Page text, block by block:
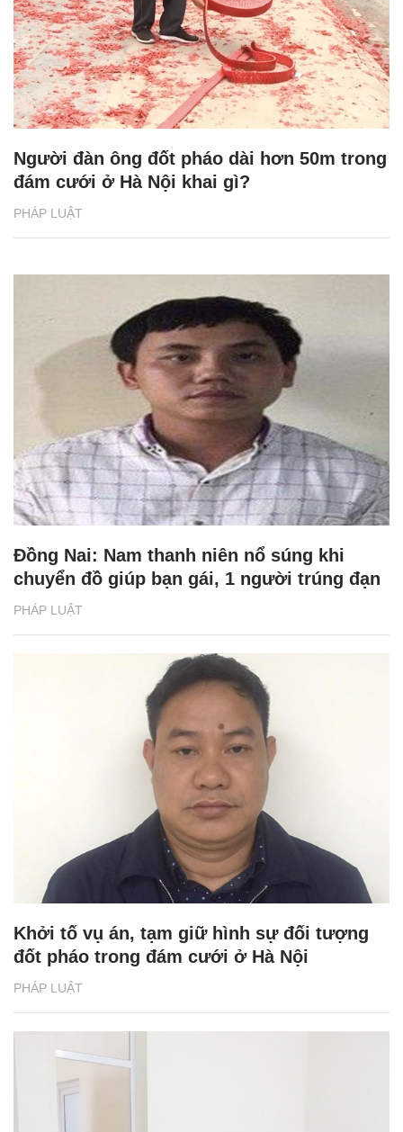
PHÁP LUẬT
Người đàn ông đốt pháo dài hơn 50m trong
đám cưới ở Hà Nội khai gì?
PHÁP LUẬT
Đồng Nai: Nam thanh niên nổ súng khi
chuyển đồ giúp bạn gái, 1 người trúng đạn
PHÁP LUẬT
Khởi tố vụ án, tạm giữ hình sự đối tượng
đốt pháo trong đám cưới ở Hà Nội